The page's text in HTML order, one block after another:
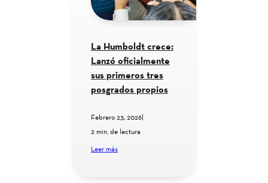
La Humboldt crece:
Lanzó oficialmente
sus primeros tres
posgrados propios
Febrero 23, 2026
2 min. de lectura
Leer más